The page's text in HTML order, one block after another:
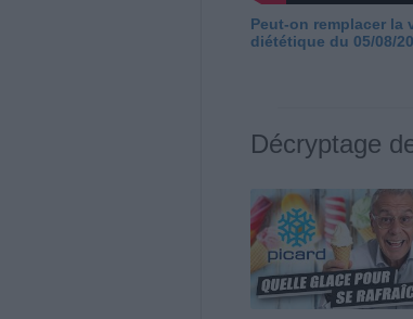
Peut-on remplacer
diététique du 05/08/
Décryptage